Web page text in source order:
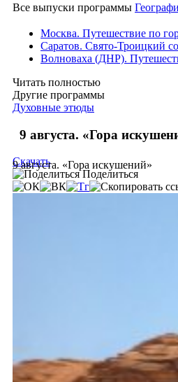
Все выпуски программы
Москва. Путешествие по
Саратов. Свято-Троицкий
Волноваха (ДНР).
Читать полностью
Другие программы
Духовные этюды
9 августа. «Гора
9 августа. «Гора искушений»
Скачать
Поделиться